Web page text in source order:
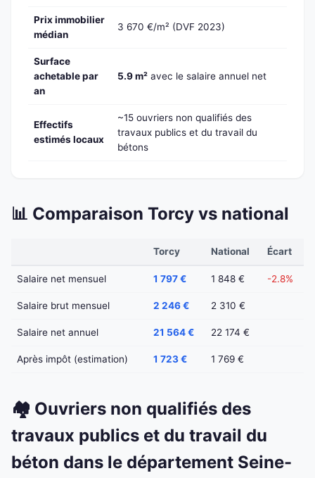
Prix immobilier
médian
3 670 €/m² (DVF 2023)
Surface
achetable par
an
5.9 m² avec le salaire annuel net
Effectifs
estimés locaux
~15 ouvriers non qualifiés des
travaux publics et du travail du
bétons
📊 Comparaison Torcy vs national
Torcy National Écart
Salaire net mensuel 1 797 € 1 848 € -2.8%
Salaire brut mensuel 2 246 € 2 310 €
Salaire net annuel 21 564 € 22 174 €
Après impôt (estimation) 1 723 € 1 769 €
🏘️ Ouvriers non qualifiés des
travaux publics et du travail du
béton dans le département Seine-